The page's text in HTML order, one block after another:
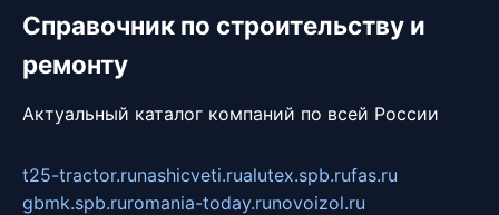
Справочник по строительству и
ремонту
Актуальный каталог компаний по всей России
t25-tractor.runashicveti.rualutex.spb.rufas.ru
gbmk.spb.ruromania-today.runovoizol.ru